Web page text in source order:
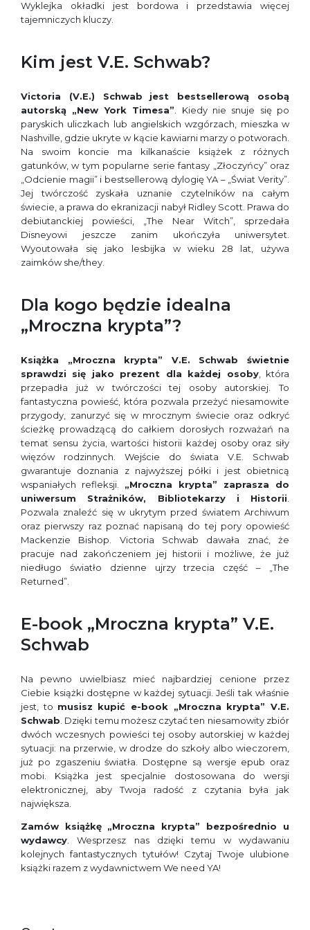
Wyklejka okładki jest bordowa i przedstawia więcej
tajemniczych kluczy.
Kim jest V.E. Schwab?
Victoria (V.E.) Schwab
jest bestsellerową osobą
autorską „New York Timesa” . Kiedy nie snuje się po
paryskich uliczkach lub angielskich wzgórzach, mieszka w
Nashville, gdzie ukryte w kącie kawiarni marzy o potworach.
Na swoim koncie ma kilkanaście książek z różnych
gatunków, w tym popularne serie fantasy „Złoczyńcy” oraz
„Odcienie magii” i bestsellerową dylogię YA – „Świat Verity”.
Jej twórczość zyskała uznanie czytelników na całym
świecie, a prawa do ekranizacji nabył Ridley Scott. Prawa do
debiutanckiej powieści, „The Near Witch”, sprzedała
Disneyowi jeszcze zanim ukończyła uniwersytet.
Wyoutowała się jako lesbijka w wieku 28 lat, używa
zaimków she/they.
Dla kogo będzie idealna
„Mroczna krypta”?
Książka „Mroczna krypta” V.E. Schwab świetnie
sprawdzi się jako prezent dla każdej osoby, która
przepadła już w twórczości tej osoby autorskiej. To
fantastyczna powieść, która pozwala przeżyć niesamowite
przygody, zanurzyć się w mrocznym świecie oraz odkryć
ścieżkę prowadzącą do całkiem dorosłych rozważań na
temat sensu życia, wartości historii każdej osoby oraz siły
więzów rodzinnych. Wejście do świata V.E. Schwab
gwarantuje doznania z najwyższej półki i jest obietnicą
wspaniałych refleksji. „Mroczna krypta” zaprasza do
uniwersum Strażników, Bibliotekarzy i Historii
Pozwala znaleźć się w ukrytym przed światem Archiwum
oraz pierwszy raz poznać napisaną do tej pory opowieść
Mackenzie Bishop. Victoria Schwab dawała znać, że
pracuje nad zakończeniem jej historii i możliwe, że już
niedługo światło dzienne ujrzy trzecia część – „The
Returned”.
E-book „Mroczna krypta” V.E.
Schwab
Na pewno uwielbiasz mieć najbardziej cenione przez
Ciebie książki dostępne w każdej sytuacji. Jeśli tak właśnie
jest, to musisz kupić e-book „Mroczna krypta” V.E.
Schwab . Dzięki temu możesz czytać ten niesamowity zbiór
dwóch wczesnych powieści tej osoby autorskiej w każdej
sytuacji: na przerwie, w drodze do szkoły albo wieczorem,
już po zgaszeniu światła. Dostępne są wersje epub oraz
mobi. Książka jest specjalnie dostosowana do wersji
elektronicznej, aby Twoja radość z czytania była jak
największa.
Zamów książkę „Mroczna krypta” bezpośrednio u
wydawcy . Wesprzesz nas dzięki temu w wydawaniu
kolejnych fantastycznych tytułów! Czytaj Twoje ulubione
książki razem z wydawnictwem We need YA!